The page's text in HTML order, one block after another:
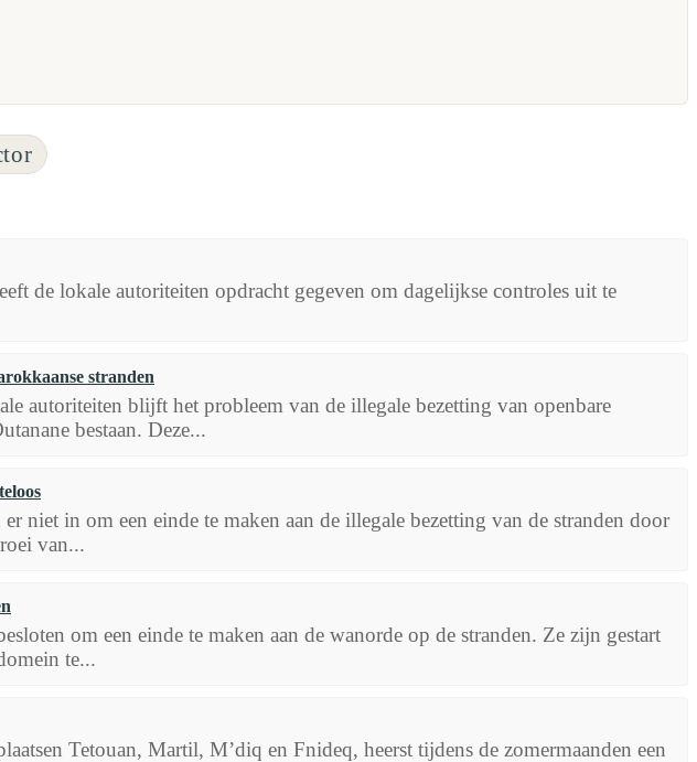
de lokale autoriteiten opdracht gegeven om dagelijkse controles uit te
stranden
autoriteiten blijft het probleem van de illegale bezetting van openbare
bestaan. Deze...
niet in om een einde te maken aan de illegale bezetting van de stranden door
van...
om een einde te maken aan de wanorde op de stranden. Ze zijn gestart
te...
Tetouan, Martil, M’diq en Fnideq, heerst tijdens de zomermaanden een